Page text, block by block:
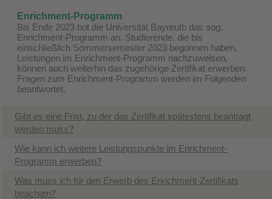
Enrichment-Programm
Bis Ende 2023 bot die Universität Bayreuth das sog.
Enrichment-Programm an. Studierende, die bis
einschließlich Sommersemester 2023 begonnen haben,
Leistungen im Enrichment-Programm nachzuweisen,
können auch weiterhin das zugehörige Zertifikat erwerben.
Fragen zum Enrichment-Programm werden im Folgenden
beantwortet.
Gibt es eine Frist, zu der das Zertifikat spätestens beantragt
werden muss?
Wie kann ich weitere Leistungspunkte im Enrichment-
Programm erwerben?
Was muss ich für den Erwerb des Enrichment-Zertifikats
beachten?